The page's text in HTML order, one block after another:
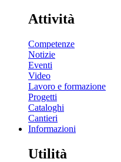
Attività
Competenze
Notizie
Eventi
Video
Lavoro e formazione
Progetti
Cataloghi
Cantieri
Informazioni
Utilità